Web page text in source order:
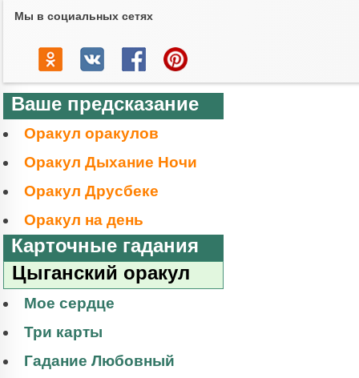
Мы в социальных сетях
Ваше предсказание
Оракул оракулов
Оракул Дыхание Ночи
Оракул Друсбеке
Оракул на день
Карточные гадания
Цыганский оракул
Мое сердце
Три карты
Гадание Любовный